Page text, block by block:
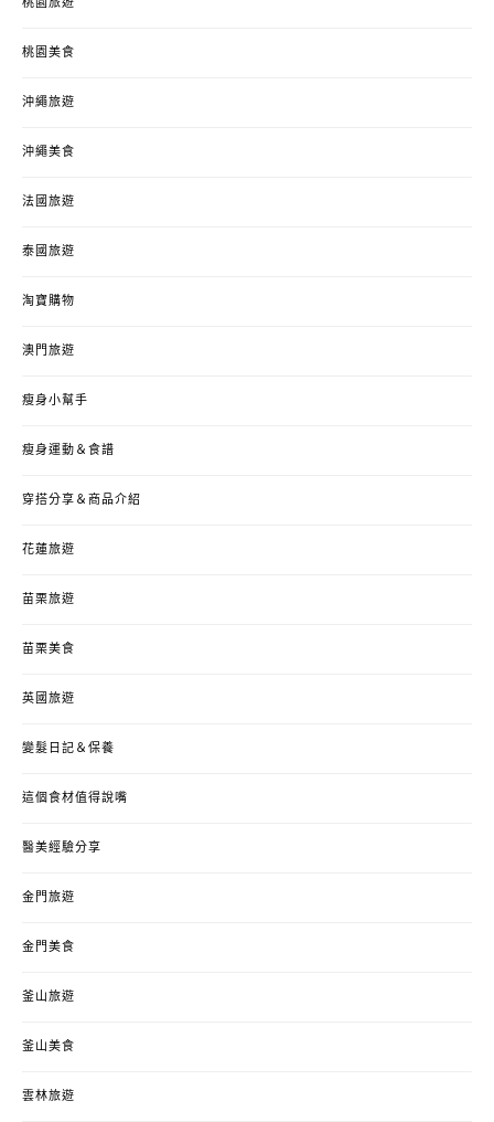
桃園旅遊
桃園美食
沖繩旅遊
沖繩美食
法國旅遊
泰國旅遊
淘寶購物
澳門旅遊
瘦身小幫手
瘦身運動＆食譜
穿搭分享＆商品介紹
花蓮旅遊
苗栗旅遊
苗栗美食
英國旅遊
變髮日記＆保養
這個食材值得說嘴
醫美經驗分享
金門旅遊
金門美食
釜山旅遊
釜山美食
雲林旅遊